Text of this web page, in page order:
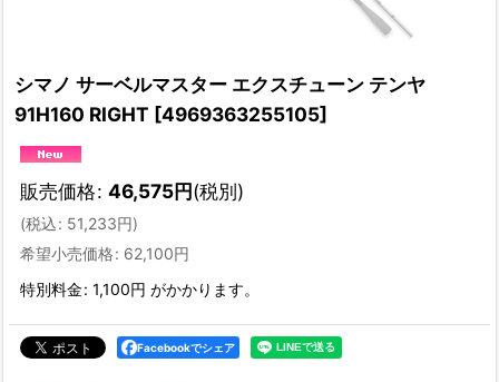
シマノ サーベルマスター エクスチューン テンヤ
91H160 RIGHT [4969363255105]
販売価格: 46,575円(税別)
(税込: 51,233円)
希望小売価格: 62,100円
特別料金: 1,100円 がかかります。
Facebookでシェア